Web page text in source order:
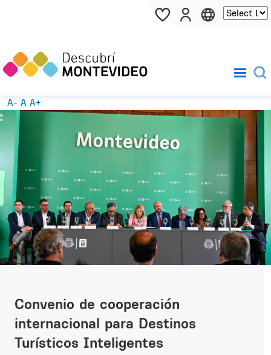
Pasar al contenido principal
A- A A+
Convenio de cooperación
internacional para Destinos
Turísticos Inteligentes